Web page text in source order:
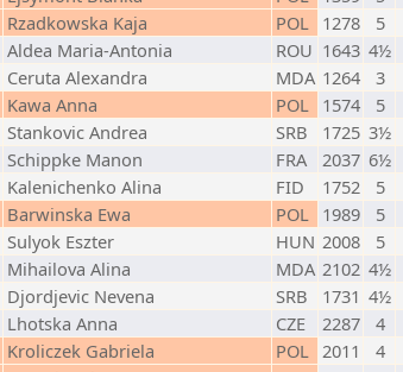
Rzadkowska Kaja POL 1278 5
Aldea Maria-Antonia ROU 1643 4½
Ceruta Alexandra MDA 1264 3
Kawa Anna POL 1574 5
Stankovic Andrea SRB 1725 3½
Schippke Manon FRA 2037 6½
Kalenichenko Alina FID 1752 5
Barwinska Ewa POL 1989 5
Sulyok Eszter HUN 2008 5
Mihailova Alina MDA 2102 4½
Djordjevic Nevena SRB 1731 4½
Lhotska Anna CZE 2287 4
Kroliczek Gabriela POL 2011 4